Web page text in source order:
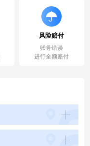
风险赔付
账务错误
进行全额赔付